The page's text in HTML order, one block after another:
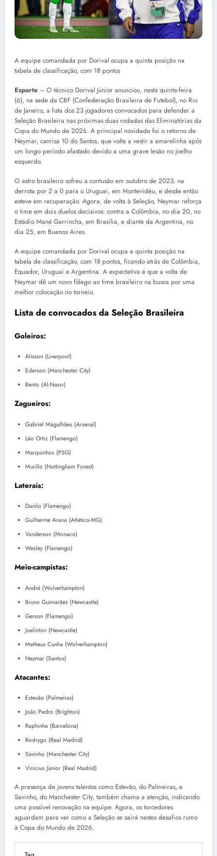
A equipe comandada por Dorival ocupa a quinta posição na
tabela de classificação, com 18 pontos
Esporte – O técnico Dorival Júnior anunciou, nesta quinta-feira
(6), na sede da CBF (Confederação Brasileira de Futebol), no Rio
de Janeiro, a lista dos 23 jogadores convocados para defender a
Seleção Brasileira nas próximas duas rodadas das Eliminatórias da
Copa do Mundo de 2026. A principal novidade foi o retorno de
Neymar, camisa 10 do Santos, que volta a vestir a amarelinha após
um longo período afastado devido a uma grave lesão no joelho
esquerdo.
O astro brasileiro sofreu a contusão em outubro de 2023, na
derrota por 2 a 0 para o Uruguai, em Montevidéu, e desde então
esteve em recuperação. Agora, de volta à Seleção, Neymar reforça
o time em dois duelos decisivos: contra a Colômbia, no dia 20, no
Estádio Mané Garrincha, em Brasília, e diante da Argentina, no
dia 25, em Buenos Aires.
A equipe comandada por Dorival ocupa a quinta posição na
tabela de classificação, com 18 pontos, ficando atrás de Colômbia,
Equador, Uruguai e Argentina. A expectativa é que a volta de
Neymar dê um novo fôlego ao time brasileiro na busca por uma
melhor colocação no torneio.
Lista de convocados da Seleção Brasileira
Goleiros:
Alisson (Liverpool)
Ederson (Manchester City)
Bento (Al-Nassr)
Zagueiros:
Gabriel Magalhães (Arsenal)
Léo Ortiz (Flamengo)
Marquinhos (PSG)
Murillo (Nottingham Forest)
Laterais:
Danilo (Flamengo)
Guilherme Arana (Atlético-MG)
Vanderson (Monaco)
Wesley (Flamengo)
Meio-campistas:
André (Wolverhampton)
Bruno Guimarães (Newcastle)
Gerson (Flamengo)
Joelinton (Newcastle)
Matheus Cunha (Wolverhampton)
Neymar (Santos)
Atacantes:
Estevão (Palmeiras)
João Pedro (Brighton)
Raphinha (Barcelona)
Rodrygo (Real Madrid)
Savinho (Manchester City)
Vinicius Júnior (Real Madrid)
A presença de jovens talentos como Estevão, do Palmeiras, e
Savinho, do Manchester City, também chama a atenção, indicando
uma possível renovação na equipe. Agora, os torcedores
aguardam para ver como a Seleção se sairá nestes desafios rumo
à Copa do Mundo de 2026.